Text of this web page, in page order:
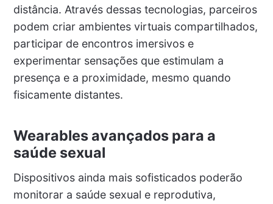
distância. Através dessas tecnologias, parceiros
podem criar ambientes virtuais compartilhados,
participar de encontros imersivos e
experimentar sensações que estimulam a
presença e a proximidade, mesmo quando
fisicamente distantes.
Wearables avançados para a
saúde sexual
Dispositivos ainda mais sofisticados poderão
monitorar a saúde sexual e reprodutiva,